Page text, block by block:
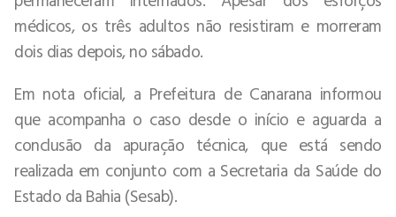
médicos, os três adultos não resistiram e morreram
dois dias depois, no sábado.
Em nota oficial, a Prefeitura de Canarana informou
que acompanha o caso desde o início e aguarda a
conclusão da apuração técnica, que está sendo
realizada em conjunto com a Secretaria da Saúde do
Estado da Bahia (Sesab).